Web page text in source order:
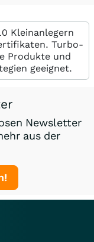
Kleinanlegern
Turbo-
Produkte und
geeignet.
Newsletter
aus der